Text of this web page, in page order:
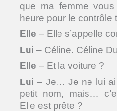
que ma femme
heure pour le contrôle
Elle – Elle s’appelle
Lui – Céline. Céline
Elle – Et la voiture ?
Lui – Je… Je ne lui ai
petit nom, mais…
Elle est prête ?